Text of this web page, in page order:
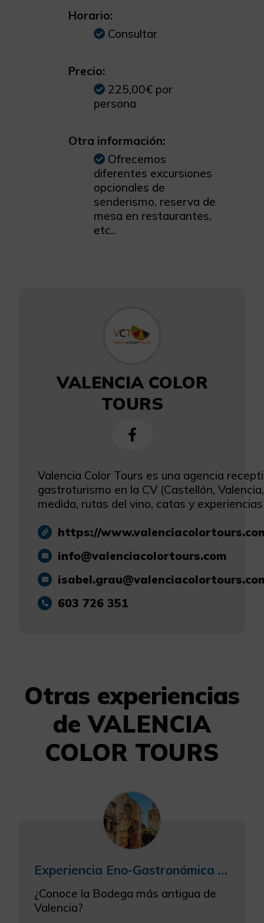
Horario:
Consultar
Precio:
225,00€ por
persona
Otra información:
Ofrecemos
diferentes excursiones
opcionales de
senderismo, reserva de
mesa en restaurantes,
etc..
VALENCIA COLOR
TOURS
Valencia Color Tours es una agencia
gastroturismo en la CV (Castellón,
medida, rutas del vino, catas y experiencias
https://
info@valenciacolortours.com
603 726 351
Otras experiencias
de VALENCIA
COLOR TOURS
Experiencia Eno-Gastronómica Valencia
¿Conoce la Bodega más antigua de
Valencia?